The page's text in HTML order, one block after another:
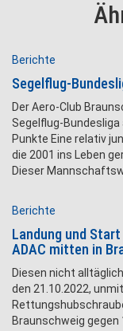
Berichte
Segelflug-
Der Aero-Club
Segelflug-
Punkte Eine relativ
die 2001 ins Leben
Dieser
Berichte
Landung und
ADAC mitten in
Diesen nicht
den 21.10.2022,
Braunschweig gegen